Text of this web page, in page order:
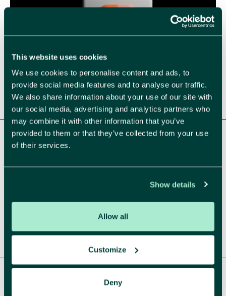
This website uses cookies
We use cookies to personalise content and ads, to
provide social media features and to analyse our traffic.
We also share information about your use of our site with
our social media, advertising and analytics partners who
may combine it with other information that you’ve
provided to them or that they’ve collected from your use
of their services.
Show details
Allow all
Customize
Deny
Figma: werkprincipes en voordelen voor de
workflow
Packaging design met impact